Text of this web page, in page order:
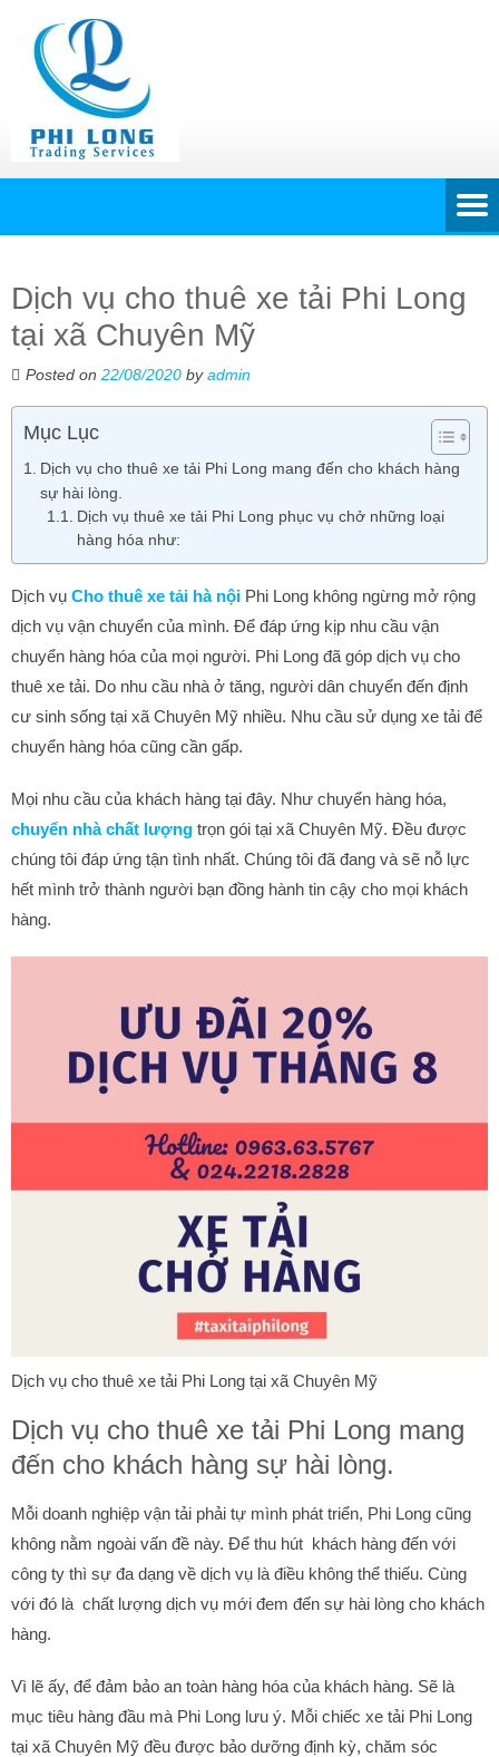
Dịch vụ cho thuê xe tải Phi Long
tại xã Chuyên Mỹ
Posted on 22/08/2020 byadmin
Mục Lục
Dịch vụ cho thuê xe tải Phi Long mang đến cho khách hàng
sự hài lòng.
Dịch vụ thuê xe tải Phi Long phục vụ chở những loại
hàng hóa như:
Dịch vụ Cho thuê xe tải hà nội Phi Long không ngừng mở rộng
dịch vụ vận chuyển của mình. Để đáp ứng kịp nhu cầu vận
chuyển hàng hóa của mọi người. Phi Long đã góp dịch vụ cho
thuê xe tải. Do nhu cầu nhà ở tăng, người dân chuyển đến định
cư sinh sống tại xã Chuyên Mỹ nhiều. Nhu cầu sử dụng xe tải để
chuyển hàng hóa cũng cần gấp.
Mọi nhu cầu của khách hàng tại đây. Như chuyển hàng hóa,
chuyển nhà chất lượng trọn gói tại xã Chuyên Mỹ. Đều được
chúng tôi đáp ứng tận tình nhất. Chúng tôi đã đang và sẽ nỗ lực
hết mình trở thành người bạn đồng hành tin cậy cho mọi khách
hàng.
Dịch vụ cho thuê xe tải Phi Long tại xã Chuyên Mỹ
Dịch vụ cho thuê xe tải Phi Long mang
đến cho khách hàng sự hài lòng.
Mỗi doanh nghiệp vận tải phải tự mình phát triển, Phi Long cũng
không nằm ngoài vấn đề này. Để thu hút khách hàng đến với
công ty thì sự đa dạng về dịch vụ là điều không thể thiếu. Cùng
với đó là chất lượng dịch vụ mới đem đến sự hài lòng cho khách
hàng.
Vì lẽ ấy, để đảm bảo an toàn hàng hóa của khách hàng. Sẽ là
mục tiêu hàng đầu mà Phi Long lưu ý. Mỗi chiếc xe tải Phi Long
tại xã Chuyên Mỹ đều được bảo dưỡng định kỳ, chăm sóc